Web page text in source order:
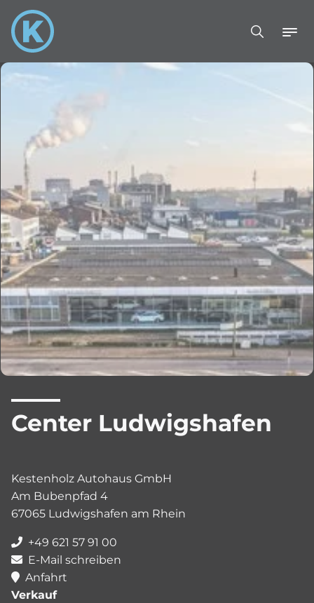
Center Ludwigshafen
Kestenholz Autohaus GmbH
Am Bubenpfad 4
67065 Ludwigshafen am Rhein
+49 621 57 91 00
E-Mail schreiben
Anfahrt
Verkauf